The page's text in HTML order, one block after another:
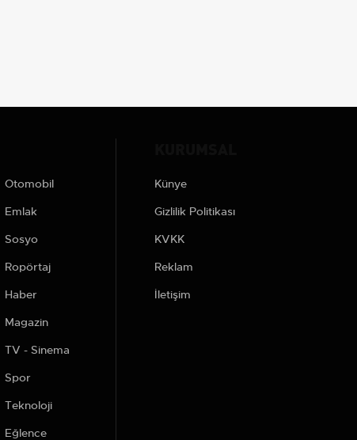
Otomobil
Emlak
Sosyo
Ropörtaj
Haber
Magazin
TV - Sinema
Spor
Teknoloji
Eğlence
Künye
Gizlilik Politikası
KVKK
Reklam
İletişim